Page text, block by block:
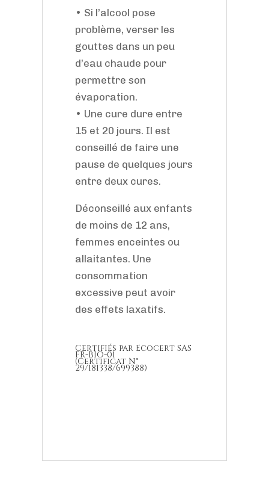
• Si l’alcool pose
problème, verser les
gouttes dans un peu
d’eau chaude pour
permettre son
évaporation.
• Une cure dure entre
15 et 20 jours. Il est
conseillé de faire une
pause de quelques jours
entre deux cures.
Déconseillé aux enfants
de moins de 12 ans,
femmes enceintes ou
allaitantes. Une
consommation
excessive peut avoir
des effets laxatifs.
Certifiés par Ecocert SAS
FR-BIO-01
(Certificat N°
29/181338/699388)